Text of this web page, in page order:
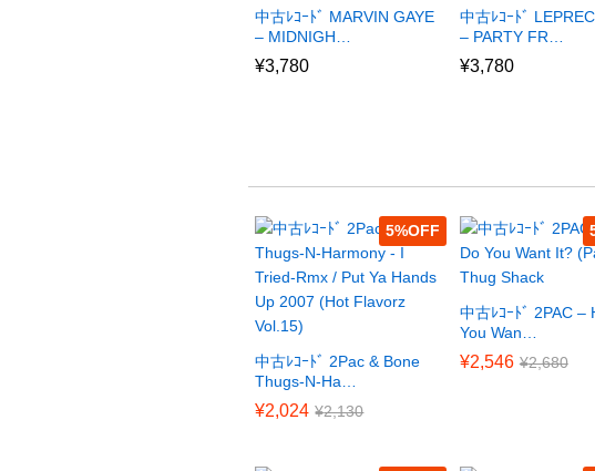
中古ﾚｺｰﾄﾞ MARVIN GAYE
– MIDNIGH…
¥3,780
中古ﾚｺｰﾄﾞ
– PARTY FR…
¥3,780
5%
中古ﾚｺｰﾄﾞ 2Pac & Bone
Thugs-N-Ha…
¥2,024 ¥2,130
中古ﾚｺｰﾄﾞ 2PAC –
You Wan…
¥2,546 ¥2,680